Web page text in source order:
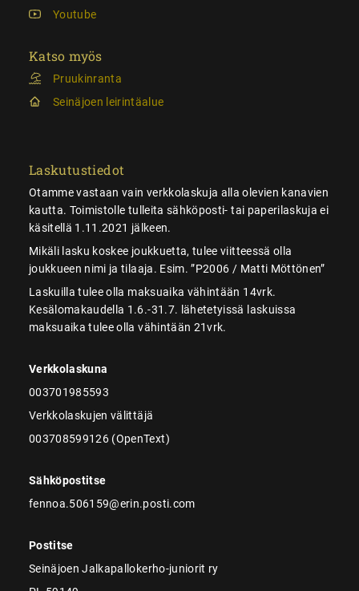
Youtube
Katso myös
Pruukinranta
Seinäjoen leirintäalue
Laskutustiedot
Otamme vastaan vain verkkolaskuja alla olevien kanavien
kautta. Toimistolle tulleita sähköposti- tai paperilaskuja ei
käsitellä 1.11.2021 jälkeen.
Mikäli lasku koskee joukkuetta, tulee viitteessä olla
joukkueen nimi ja tilaaja. Esim. ”P2006 / Matti Möttönen”
Laskuilla tulee olla maksuaika vähintään 14vrk.
Kesälomakaudella 1.6.-31.7. lähetetyissä laskuissa
maksuaika tulee olla vähintään 21vrk.
Verkkolaskuna
003701985593
Verkkolaskujen välittäjä
003708599126 (OpenText)
Sähköpostitse
fennoa.506159@erin.posti.com
Postitse
Seinäjoen Jalkapallokerho-juniorit ry